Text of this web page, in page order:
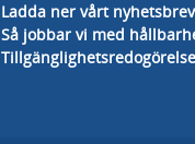
Ladda ner vårt nyhetsbrev
Så jobbar vi med